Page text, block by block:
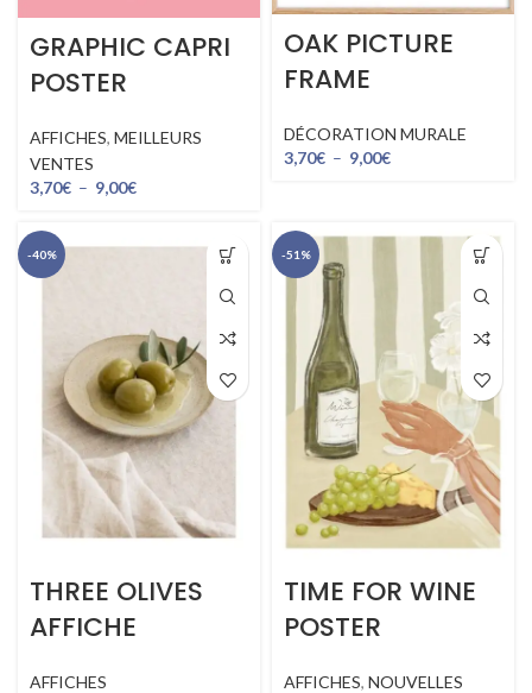
GRAPHIC CAPRI
POSTER
AFFICHES, MEILLEURS
VENTES
3,70€ – 9,00€
OAK PICTURE
FRAME
DÉCORATION MURALE
3,70€ – 9,00€
-40%
THREE OLIVES
AFFICHE
AFFICHES
-51%
TIME FOR WINE
POSTER
AFFICHES, NOUVELLES